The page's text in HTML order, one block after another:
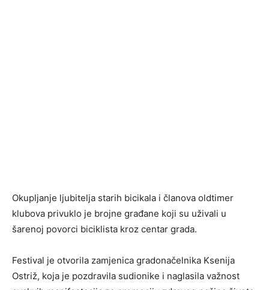
Okupljanje ljubitelja starih bicikala i članova oldtimer
klubova privuklo je brojne građane koji su uživali u
šarenoj povorci biciklista kroz centar grada.
Festival je otvorila zamjenica gradonačelnika Ksenija
Ostriž, koja je pozdravila sudionike i naglasila važnost